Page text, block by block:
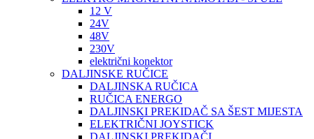
12 V
24V
48V
230V
električni konektor
DALJINSKE RUČICE
DALJINSKA RUČICA
RUČICA ENERGO
DALJINSKI PREKIDAČ SA ŠEST MIJESTA
ELEKTRIČNI JOYSTICK
DALJINSKI PREKIDAČI